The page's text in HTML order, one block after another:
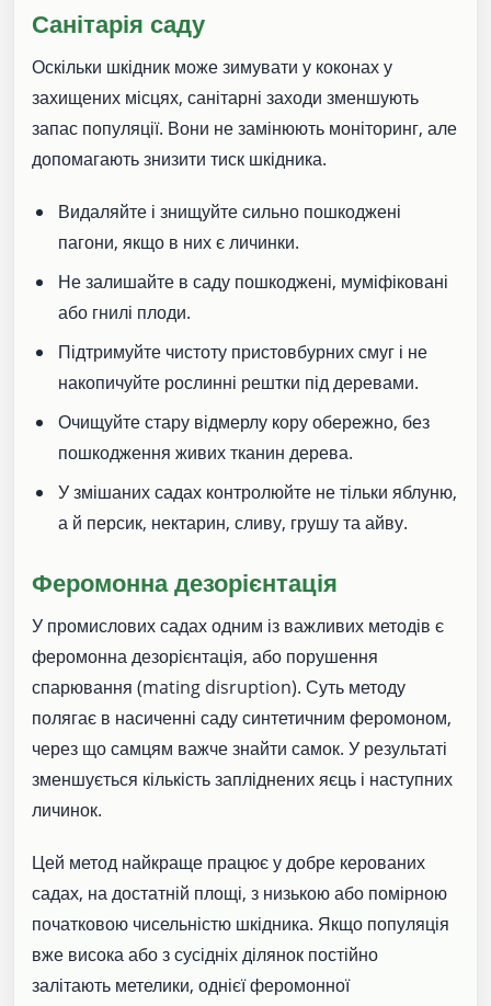
Санітарія саду
Оскільки шкідник може зимувати у коконах у
захищених місцях, санітарні заходи зменшують
запас популяції. Вони не замінюють моніторинг, але
допомагають знизити тиск шкідника.
Видаляйте і знищуйте сильно пошкоджені
пагони, якщо в них є личинки.
Не залишайте в саду пошкоджені, муміфіковані
або гнилі плоди.
Підтримуйте чистоту пристовбурних смуг і не
накопичуйте рослинні рештки під деревами.
Очищуйте стару відмерлу кору обережно, без
пошкодження живих тканин дерева.
У змішаних садах контролюйте не тільки яблуню,
а й персик, нектарин, сливу, грушу та айву.
Феромонна дезорієнтація
У промислових садах одним із важливих методів є
феромонна дезорієнтація, або порушення
спарювання (mating disruption). Суть методу
полягає в насиченні саду синтетичним феромоном,
через що самцям важче знайти самок. У результаті
зменшується кількість запліднених яєць і наступних
личинок.
Цей метод найкраще працює у добре керованих
садах, на достатній площі, з низькою або помірною
початковою чисельністю шкідника. Якщо популяція
вже висока або з сусідніх ділянок постійно
залітають метелики, однієї феромонної